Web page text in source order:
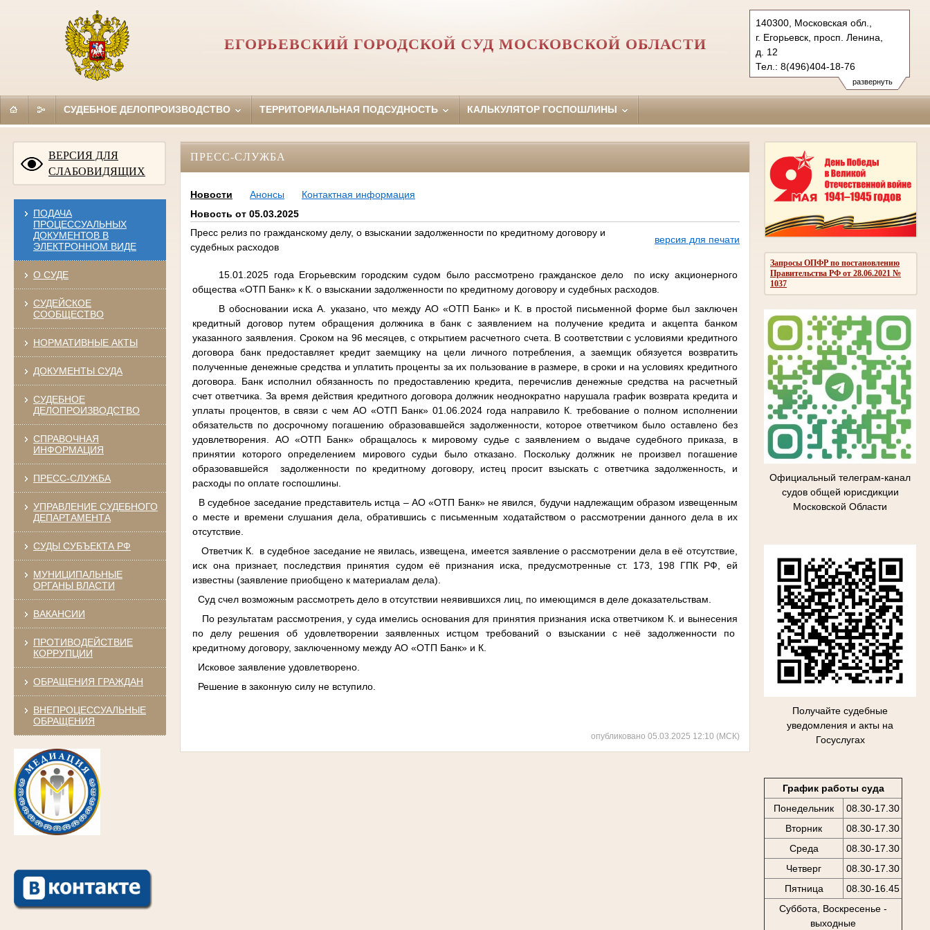
развернуть
140300, Московская обл.,
г. Егорьевск, просп. Ленина,
д. 12
Тел.: 8(496)404-18-76
egorievsk.mo@sudrf.ru
ЕГОРЬЕВСКИЙ ГОРОДСКОЙ СУД МОСКОВСКОЙ ОБЛАСТИ
СУДЕБНОЕ ДЕЛОПРОИЗВОДСТВО ТЕРРИТОРИАЛЬНАЯ ПОДСУДНОСТЬ КАЛЬКУЛЯТОР ГОСПОШЛИНЫ
ВЕРСИЯ ДЛЯ
СЛАБОВИДЯЩИХ
ПОДАЧА
ПРОЦЕССУАЛЬНЫХ
ДОКУМЕНТОВ В
ЭЛЕКТРОННОМ ВИДЕ
О СУДЕ
СУДЕЙСКОЕ
СООБЩЕСТВО
НОРМАТИВНЫЕ АКТЫ
ДОКУМЕНТЫ СУДА
СУДЕБНОЕ
ДЕЛОПРОИЗВОДСТВО
СПРАВОЧНАЯ
ИНФОРМАЦИЯ
ПРЕСС-СЛУЖБА
УПРАВЛЕНИЕ СУДЕБНОГО
ДЕПАРТАМЕНТА
СУДЫ СУБЪЕКТА РФ
МУНИЦИПАЛЬНЫЕ
ОРГАНЫ ВЛАСТИ
ВАКАНСИИ
ПРОТИВОДЕЙСТВИЕ
КОРРУПЦИИ
ОБРАЩЕНИЯ ГРАЖДАН
ВНЕПРОЦЕССУАЛЬНЫЕ
ОБРАЩЕНИЯ
Запросы ОПФР по постановлению
Правительства РФ от 28.06.2021 №
1037
Официальный телеграм-канал
судов общей юрисдикции
Московской Области
Получайте судебные
уведомления и акты на
Госуслугах
График работы суда
Понедельник
08.30-17.30
Вторник
08.30-17.30
Среда
08.30-17.30
Четверг
08.30-17.30
Пятница
08.30-16.45
Суббота, Воскресенье -
выходные
ПРЕСС-СЛУЖБА
Новости Анонсы
Контактная информация
Новость от 05.03.2025
Пресс релиз по гражданскому делу, о взыскании задолженности по кредитному договору и
судебных расходов
версия для печати
15.01.2025 года Егорьевским городским судом было рассмотрено гражданское дело по иску акционерного
общества «ОТП Банк» к К. о взыскании задолженности по кредитному договору и судебных расходов.
В обосновании иска А. указано, что между АО «ОТП Банк» и К. в простой письменной форме был заключен
кредитный договор путем обращения должника в банк с заявлением на получение кредита и акцепта банком
указанного заявления. Сроком на 96 месяцев, с открытием расчетного счета. В соответствии с условиями кредитного
договора банк предоставляет кредит заемщику на цели личного потребления, а заемщик обязуется возвратить
полученные денежные средства и уплатить проценты за их пользование в размере, в сроки и на условиях кредитного
договора. Банк исполнил обязанность по предоставлению кредита, перечислив денежные средства на расчетный
счет ответчика. За время действия кредитного договора должник неоднократно нарушала график возврата кредита и
уплаты процентов, в связи с чем АО «ОТП Банк» 01.06.2024 года направило К. требование о полном исполнении
обязательств по досрочному погашению образовавшейся задолженности, которое ответчиком было оставлено без
удовлетворения. АО «ОТП Банк» обращалось к мировому судье с заявлением о выдаче судебного приказа, в
принятии которого определением мирового судьи было отказано. Поскольку должник не произвел погашение
образовавшейся задолженности по кредитному договору, истец просит взыскать с ответчика задолженность, и
расходы по оплате госпошлины.
В судебное заседание представитель истца – АО «ОТП Банк» не явился, будучи надлежащим образом извещенным
о месте и времени слушания дела, обратившись с письменным ходатайством о рассмотрении данного дела в их
отсутствие.
Ответчик К. в судебное заседание не явилась, извещена, имеется заявление о рассмотрении дела в её отсутствие,
иск она признает, последствия принятия судом её признания иска, предусмотренные ст. 173, 198 ГПК РФ, ей
известны (заявление приобщено к материалам дела).
Суд счел возможным рассмотреть дело в отсутствии неявившихся лиц, по имеющимся в деле доказательствам.
По результатам рассмотрения, у суда имелись основания для принятия признания иска ответчиком К. и вынесения
по делу решения об удовлетворении заявленных истцом требований о взыскании с неё задолженности по
кредитному договору, заключенному между АО «ОТП Банк» и К.
Исковое заявление удовлетворено.
Решение в законную силу не вступило.
опубликовано 05.03.2025 12:10 (МСК)